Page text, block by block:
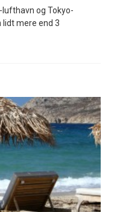
og Tokyo-
mere end 3